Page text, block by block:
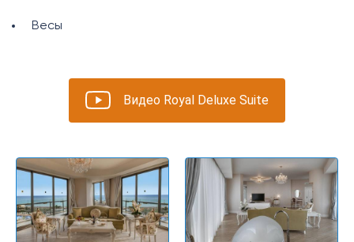
Весы
Видео Royal Deluxe Suite